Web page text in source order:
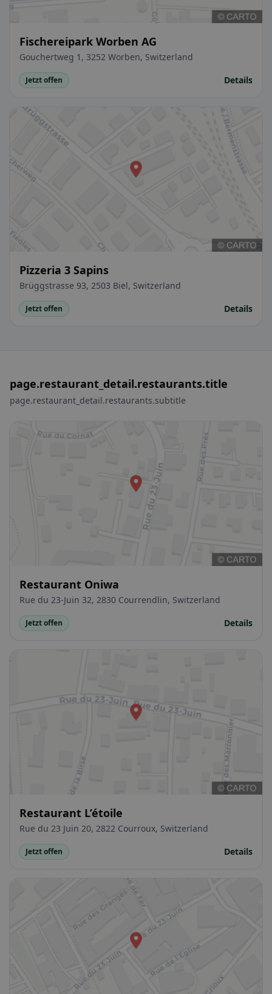
Fischereipark Worben AG
Gouchertweg 1, 3252 Worben, Switzerland
Jetzt offen Details
Pizzeria 3 Sapins
Brüggstrasse 93, 2503 Biel, Switzerland
Jetzt offen Details
page.restaurant_detail.restaurants.title
page.restaurant_detail.restaurants.subtitle
Restaurant Oniwa
Rue du 23-Juin 32, 2830 Courrendlin, Switzerland
Jetzt offen Details
Restaurant L’étoile
Rue du 23 Juin 20, 2822 Courroux, Switzerland
Jetzt offen Details